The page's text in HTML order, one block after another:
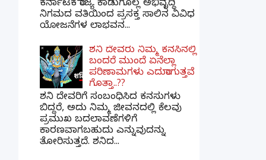
ಕರ್ನಾಟಕ ರಾಜ್ಯ ಕಾಡುಗೊಲ್ಲ ಅಭಿವೃದ್ಧಿ
ನಿಗಮದ ವತಿಯಿಂದ ಪ್ರಸಕ್ತ ಸಾಲಿನ ವಿವಿಧ
ಯೋಜನೆಗಳ ಲಾಭವನ...
ಶನಿ ದೇವರು ನಿಮ್ಮ ಕನಸಿನಲ್ಲಿ
ಬಂದರೆ ಮುಂದೆ ಏನೆಲ್ಲಾ
ಪರಿಣಾಮಗಳು ಎದುರಾಗುತ್ತವೆ
ಗೊತ್ತಾ..??
ಶನಿ ದೇವರಿಗೆ ಸಂಬಂಧಿಸಿದ ಕನಸುಗಳು
ಬಿದ್ದರೆ, ಅದು ನಿಮ್ಮ ಜೀವನದಲ್ಲಿ ಕೆಲವು
ಪ್ರಮುಖ ಬದಲಾವಣೆಗಳಿಗೆ
ಕಾರಣವಾಗಬಹುದು ಎನ್ನುವುದನ್ನು
ತೋರಿಸುತ್ತದೆ. ಶನಿದ...